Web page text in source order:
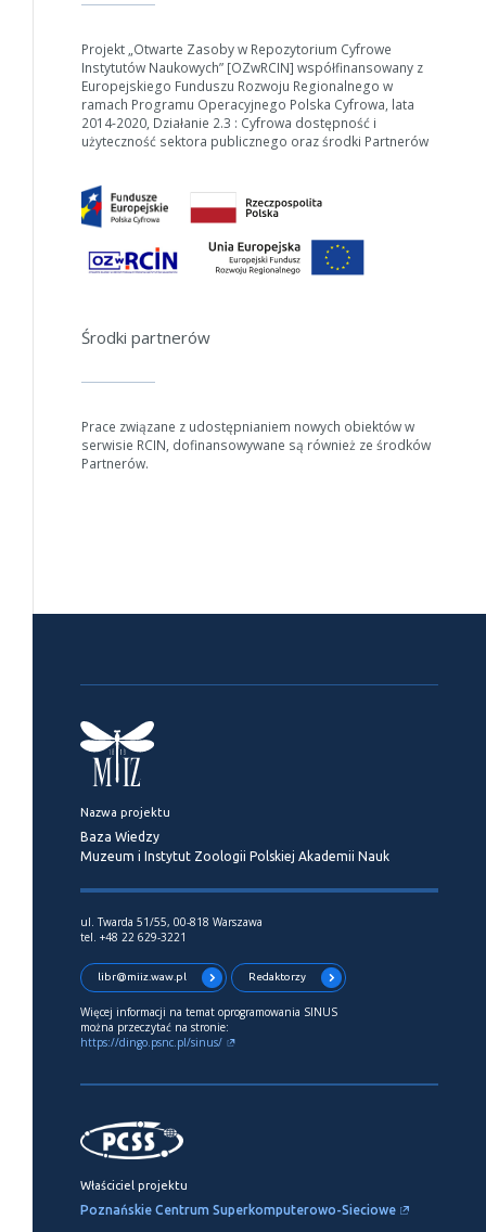
Projekt „Otwarte Zasoby w Repozytorium Cyfrowe
Instytutów Naukowych” [OZwRCIN] współfinansowany z
Europejskiego Funduszu Rozwoju Regionalnego w
ramach Programu Operacyjnego Polska Cyfrowa, lata
2014-2020, Działanie 2.3 : Cyfrowa dostępność i
użyteczność sektora publicznego oraz środki Partnerów
Środki partnerów
Prace związane z udostępnianiem nowych obiektów w
serwisie RCIN, dofinansowywane są również ze środków
Partnerów.
Nazwa projektu
Baza Wiedzy
Muzeum i Instytut Zoologii Polskiej Akademii Nauk
ul. Twarda 51/55, 00-818 Warszawa
tel. +48 22 629-3221
libr@miiz.waw.pl Redaktorzy
Więcej informacji na temat oprogramowania SINUS
można przeczytać na stronie:
https://dingo.psnc.pl/sinus/
Właściciel projektu
Poznańskie Centrum Superkomputerowo-Sieciowe